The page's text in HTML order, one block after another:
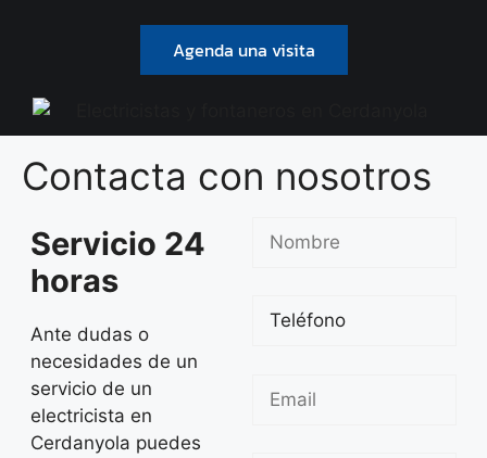
Agenda una visita
Contacta con nosotros
Servicio 24
horas
Ante dudas o
necesidades de un
servicio de un
electricista en
Cerdanyola puedes